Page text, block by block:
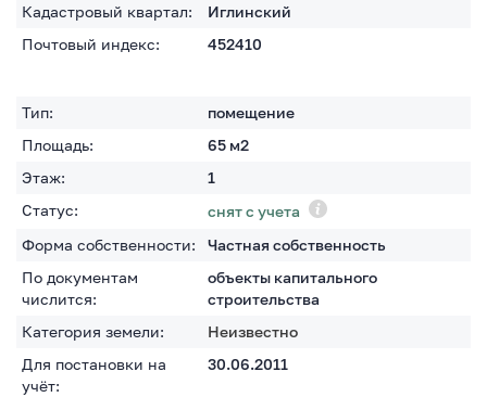
Кадастровый квартал:
Иглинский
Почтовый индекс:
452410
Тип:
помещение
Площадь:
65 м2
Этаж:
1
Статус:
снят с учета
Форма собственности:
Частная собственность
По документам
числится:
объекты капитального
строительства
Категория земели:
Неизвестно
Для постановки на
учёт:
30.06.2011